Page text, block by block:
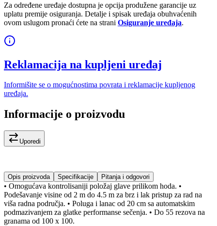
Za određene uređaje dostupna je opcija produžene garancije uz
uplatu premije osiguranja. Detalje i spisak uređaja obuhvaćenih
ovom uslugom pronaći ćete na strani Osiguranje uređaja.
Reklamacija na kupljeni uređaj
Informišite se o mogućnostima povrata i reklamacije kupljenog
uređaja.
Informacije o proizvodu
Uporedi
Opis proizvoda Specifikacije Pitanja i odgovori
• Omogućava kontrolisaniji položaj glave prilikom hoda. •
Podešavanje visine od 2 m do 4.5 m za brz i lak pristup za rad na
viša radna područja. • Poluga i lanac od 20 cm sa automatskim
podmazivanjem za glatke performanse sečenja. • Do 55 rezova na
granama od 100 x 100.